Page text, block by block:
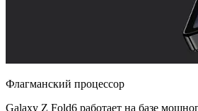
Флагманский процессор
Galaxy Z Fold6 работает на базе